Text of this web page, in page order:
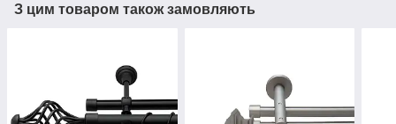
З цим товаром також замовляють